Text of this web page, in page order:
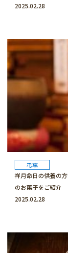
2025.02.28
弔事
祥月命日の供養の
のお菓子をご紹介
2025.02.28